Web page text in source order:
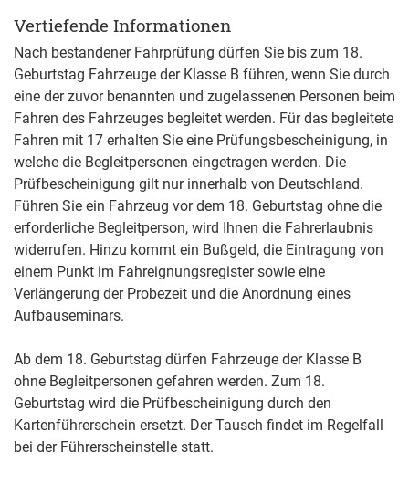
Vertiefende Informationen
Nach bestandener Fahrprüfung dürfen Sie bis zum 18.
Geburtstag Fahrzeuge der Klasse B führen, wenn Sie durch
eine der zuvor benannten und zugelassenen Personen beim
Fahren des Fahrzeuges begleitet werden. Für das begleitete
Fahren mit 17 erhalten Sie eine Prüfungsbescheinigung, in
welche die Begleitpersonen eingetragen werden. Die
Prüfbescheinigung gilt nur innerhalb von Deutschland.
Führen Sie ein Fahrzeug vor dem 18. Geburtstag ohne die
erforderliche Begleitperson, wird Ihnen die Fahrerlaubnis
widerrufen. Hinzu kommt ein Bußgeld, die Eintragung von
einem Punkt im Fahreignungsregister sowie eine
Verlängerung der Probezeit und die Anordnung eines
Aufbauseminars.
Ab dem 18. Geburtstag dürfen Fahrzeuge der Klasse B
ohne Begleitpersonen gefahren werden. Zum 18.
Geburtstag wird die Prüfbescheinigung durch den
Kartenführerschein ersetzt. Der Tausch findet im Regelfall
bei der Führerscheinstelle statt.